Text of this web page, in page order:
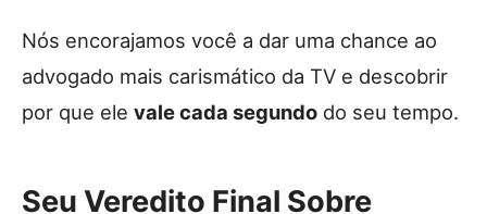
Nós encorajamos você a dar uma chance ao
advogado mais carismático da TV e descobrir
por que ele vale cada segundo do seu tempo.
Seu Veredito Final Sobre